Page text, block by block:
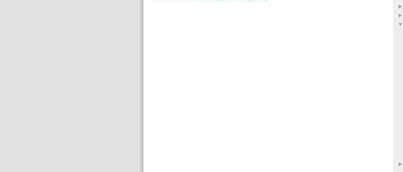
►
►
▼
►